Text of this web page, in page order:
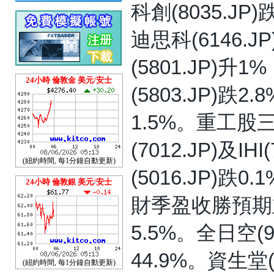
24小時 倫敦金 美元/安士
(紐約時間, 每1分鐘自動更新)
24小時 倫敦銀 美元/安士
(紐約時間, 每1分鐘自動更新)
科創(8035.JP)
迪思科
(5801.JP)升
(5803.JP)跌
1.5%。重工股
(7012.JP)及
(5016.JP)跌
財季盈收勝預
5.5%。全日空
44.9%。資生